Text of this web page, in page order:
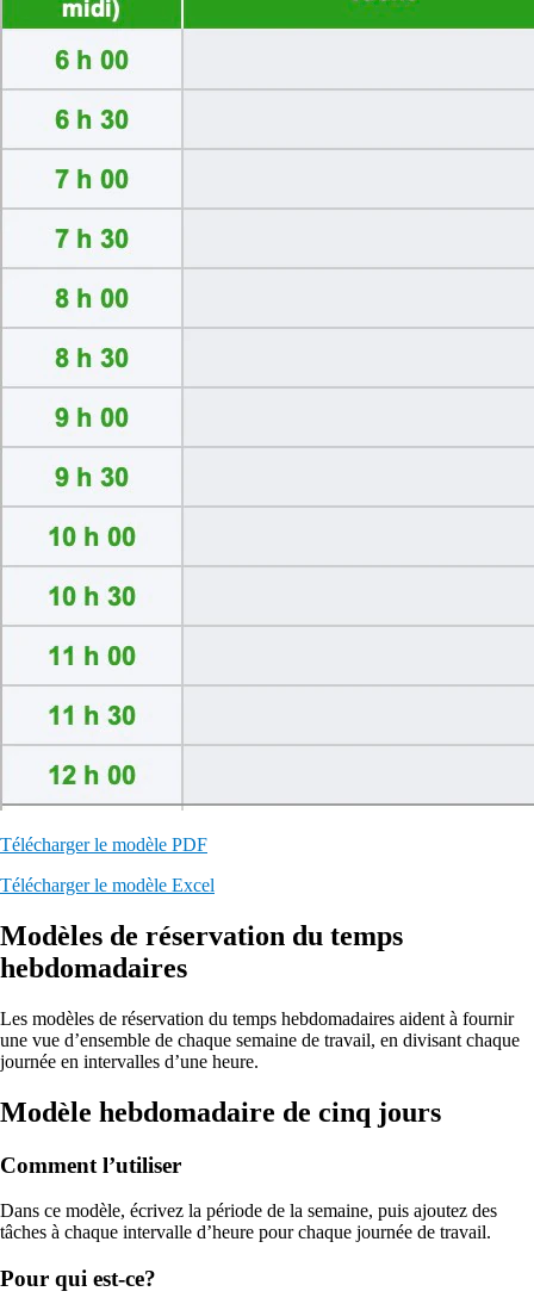
Télécharger le modèle PDF
Télécharger le modèle Excel
Modèles de réservation du temps
hebdomadaires
Les modèles de réservation du temps hebdomadaires aident à fournir
une vue d’ensemble de chaque semaine de travail, en divisant chaque
journée en intervalles d’une heure.
Modèle hebdomadaire de cinq jours
Comment l’utiliser
Dans ce modèle, écrivez la période de la semaine, puis ajoutez des
tâches à chaque intervalle d’heure pour chaque journée de travail.
Pour qui est-ce?